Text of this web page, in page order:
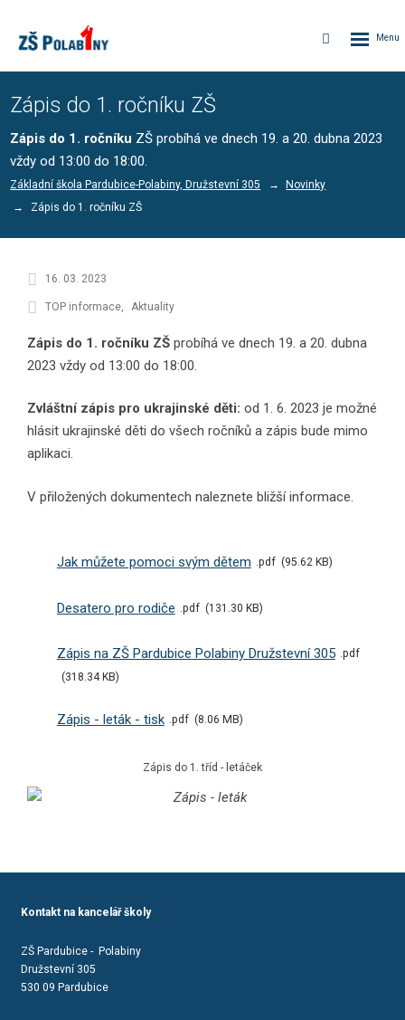
Vyhledávání
Zápis do 1. ročníku ZŠ
Zápis do 1. ročníku ZŠ probíhá ve dnech 19. a 20. dubna 2023
vždy od 13:00 do 18:00.
Základní škola Pardubice-Polabiny, Družstevní 305
Novinky
Zápis do 1. ročníku ZŠ
16. 03. 2023
TOP informace Aktuality
Zápis do 1. ročníku ZŠ probíhá ve dnech 19. a 20. dubna
2023 vždy od 13:00 do 18:00.
Zvláštní zápis pro ukrajinské děti: od 1. 6. 2023 je možné
hlásit ukrajinské děti do všech ročníků a zápis bude mimo
aplikaci.
V přiložených dokumentech naleznete bližší informace.
Jak můžete pomoci svým dětem pdf 95.62 KB
Desatero pro rodiče pdf 131.30 KB
Zápis na ZŠ Pardubice Polabiny Družstevní 305
pdf
318.34 KB
Zápis - leták - tisk pdf 8.06 MB
Zápis do 1. tříd - letáček
Kontakt na kancelář školy
ZŠ Pardubice - Polabiny
Družstevní 305
530 09 Pardubice